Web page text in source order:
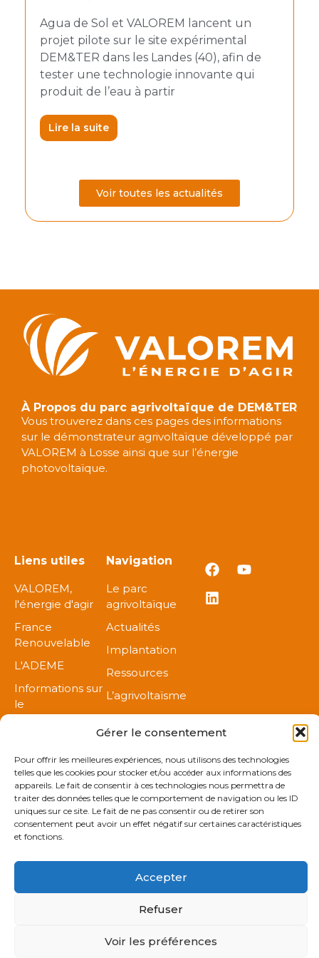
Gérer le consentement
Pour offrir les meilleures expériences, nous utilisons des technologies
telles que les cookies pour stocker et/ou accéder aux informations des
appareils. Le fait de consentir à ces technologies nous permettra de
traiter des données telles que le comportement de navigation ou les ID
uniques sur ce site. Le fait de ne pas consentir ou de retirer son
consentement peut avoir un effet négatif sur certaines caractéristiques
et fonctions.
Accepter
Refuser
Voir les préférences
Agua de Sol et VALOREM lancent un
projet pilote sur le site expérimental
DEM&TER dans les Landes (40), afin de
tester une technologie innovante qui
produit de l’eau à partir
Lire la suite
Voir toutes les actualités
À Propos du parc agrivoltaïque de DEM&TER
Vous trouverez dans ces pages des informations
sur le démonstrateur agrivoltaïque développé par
VALOREM à Losse ainsi que sur l’énergie
photovoltaïque.
Liens utiles
VALOREM,
l'énergie d'agir
France
Renouvelable
L'ADEME
Informations sur
le
syndicat des
professionnels
du solaire
Réseau Amorce
Navigation
Le parc
agrivoltaïque
Actualités
Implantation
Ressources
L’agrivoltaïsme
Contact
© 2025 VALOREM. Créé par enr.agency